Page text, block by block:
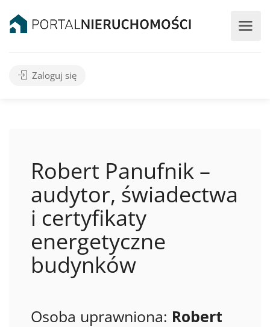
Zaloguj się
Robert Panufnik –
audytor, świadectwa
i certyfikaty
energetyczne
budynków
Osoba uprawniona: Robert